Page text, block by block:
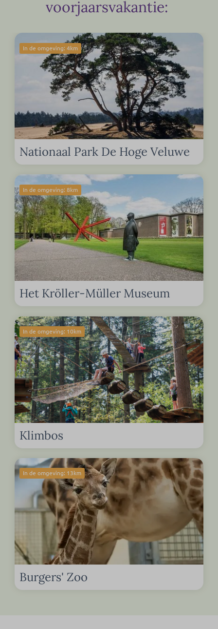
voorjaarsvakantie:
In de omgeving: 4km
Nationaal Park De Hoge Veluwe
In de omgeving: 8km
Het Kröller-Müller Museum
In de omgeving: 10km
Klimbos
In de omgeving: 13km
Burgers' Zoo